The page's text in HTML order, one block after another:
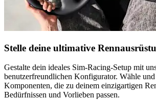
Stelle deine ultimative
Gestalte dein ideales Sim-Racing-Setup mit
benutzerfreundlichen Konfigurator. Wähle
Komponenten, die zu deinem einzigartigen
Bedürfnissen und Vorlieben passen.